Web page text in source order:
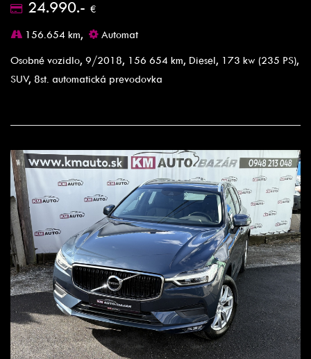
24.990.- €
156.654 km,
Automat
Osobné vozidlo, 9/2018, 156 654 km, Diesel, 173 kw (235 PS),
SUV, 8st. automatická prevodovka